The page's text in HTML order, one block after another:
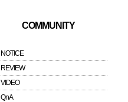
COMMUNITY
NOTICE
REVIEW
VIDEO
QnA